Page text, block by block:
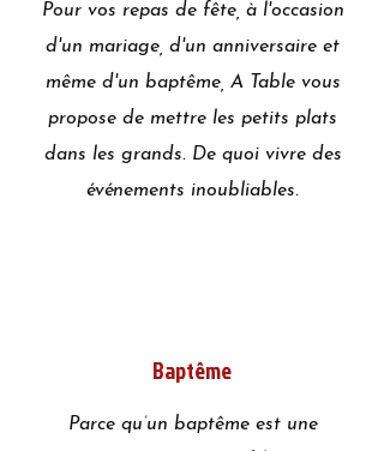
Pour vos repas de fête, à l'occasion
d'un mariage, d'un anniversaire et
même d'un baptême, A Table vous
propose de mettre les petits plats
dans les grands. De quoi vivre des
événements inoubliables.
Baptême
Parce qu’un baptême est une